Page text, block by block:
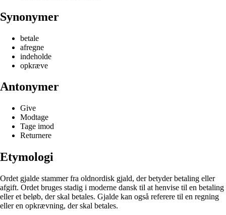
Synonymer
betale
afregne
indeholde
opkræve
Antonymer
Give
Modtage
Tage imod
Returnere
Etymologi
Ordet gjalde stammer fra oldnordisk gjald, der betyder betaling eller
afgift. Ordet bruges stadig i moderne dansk til at henvise til en betaling
eller et beløb, der skal betales. Gjalde kan også referere til en regning
eller en opkrævning, der skal betales.